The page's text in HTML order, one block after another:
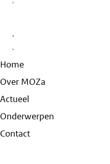
Home
Over MOZa
Actueel
Onderwerpen
Contact